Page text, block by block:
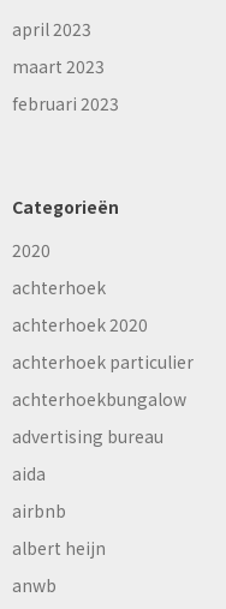
april 2023
maart 2023
februari 2023
Categorieën
2020
achterhoek
achterhoek 2020
achterhoek particulier
achterhoekbungalow
advertising bureau
aida
airbnb
albert heijn
anwb